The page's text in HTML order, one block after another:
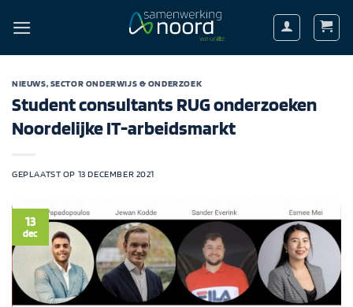
naar
NIEUWS, SECTOR ONDERWIJS & ONDERZOEK
Student consultants RUG onderzoeken
Noordelijke IT-arbeidsmarkt
GEPLAATST OP 13 DECEMBER 2021
13
dec